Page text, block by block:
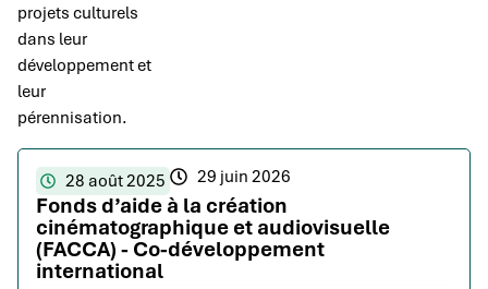
projets culturels
dans leur
développement et
leur
pérennisation.
28 août 2025 29 juin 2026
Fonds d’aide à la création
cinématographique et audiovisuelle
(FACCA) - Co-développement
international